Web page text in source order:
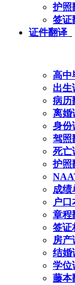
护照
签证
证件翻译
高中
出生
病历
离婚
身份
驾照
死亡
护照
成绩
户口
章程
签证
房产
结婚
学位
藤本